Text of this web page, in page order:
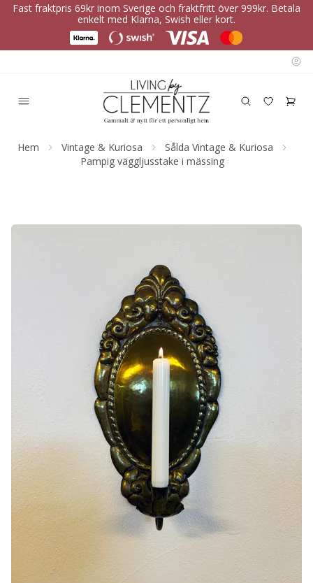
Fast fraktpris 69kr inom Sverige och fraktfritt över 999kr. Betala
enkelt med Klarna, Swish eller kort.
Hem Vintage & Kuriosa
Sålda Vintage & Kuriosa
Pampig väggljusstake i mässing